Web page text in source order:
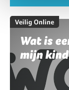
Veilig Online
Wat is
mijn